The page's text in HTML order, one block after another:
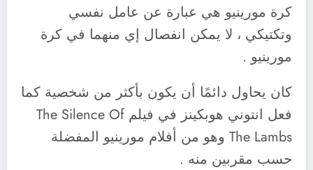
كرة مورينيو هي عبارة عن عامل نفسي
وتكتيكي ، لا يمكن انفصال إي منهما في كرة
مورينيو .
كان يحاول دائمًا أن يكون بأكثر من شخصية كما
فعل انتوني هوبكينز في فيلم The Silence Of
The Lambs وهو من أفلام مورينيو المفضلة
حسب مقربين منه .